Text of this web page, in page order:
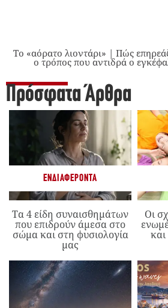
Το «αόρατο λιοντάρι» | Πώς
ο τρόπος που αντιδρά ο
Πρόσφατα Άρθρα
ΕΝΔΙΑΦΈΡΟΝΤΑ
Τα 4 είδη συναισθημάτων
που επιδρούν άμεσα στο
σώμα και στη φυσιολογία
μας
Οι